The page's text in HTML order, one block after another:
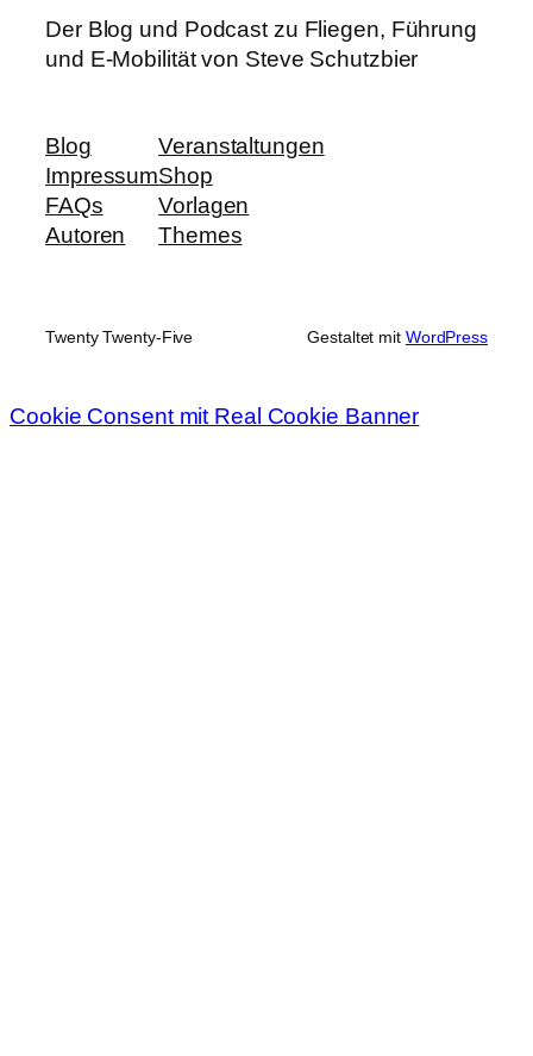
Der Blog und Podcast zu Fliegen, Führung
und E-Mobilität von Steve Schutzbier
Blog
Impressum
FAQs
Autoren
Veranstaltungen
Shop
Vorlagen
Themes
Twenty Twenty-Five Gestaltet mit WordPress
Cookie Consent mit Real Cookie Banner